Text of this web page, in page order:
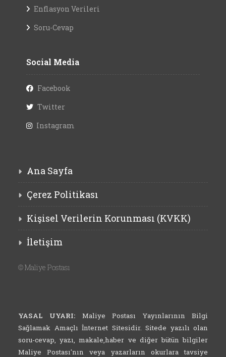
Enflasyon Verileri
Soru-Cevap
Social Media
Facebook
Twitter
Instagram
Ana Sayfa
Çerez Politikası
Kişisel Verilerin Korunması (KVKK)
İletişim
©Maliye Postası
YASAL UYARI: Maliye Postası Yayınlarının Bilgi
Sağlamak Amaçlı İnternet Sitesidir. Sitede yazılı olan
soru-cevap, yazı, makale,haber ve diğer bütün bilgiler
Maliye Postası'nın veya yazarların okurlara tavsiye